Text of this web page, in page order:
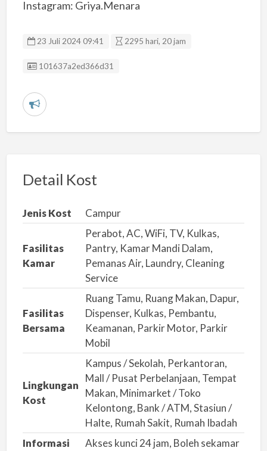
Instagram: Griya.Menara
23 Juli 2024 09:41 2295 hari, 20 jam
Listing ID
101637a2ed366d31
L
r
n
a
a
a
Detail Kost
Jenis Kost Campur
Fasilitas
Kamar
Perabot, AC, WiFi, TV, Kulkas,
Pantry, Kamar Mandi Dalam,
Pemanas Air, Laundry, Cleaning
Service
Fasilitas
Bersama
Ruang Tamu, Ruang Makan, Dapur,
Dispenser, Kulkas, Pembantu,
Keamanan, Parkir Motor, Parkir
Mobil
Lingkungan
Kost
Kampus / Sekolah, Perkantoran,
Mall / Pusat Perbelanjaan, Tempat
Makan, Minimarket / Toko
Kelontong, Bank / ATM, Stasiun /
Halte, Rumah Sakit, Rumah Ibadah
Informasi
Akses kunci 24 jam, Boleh sekamar